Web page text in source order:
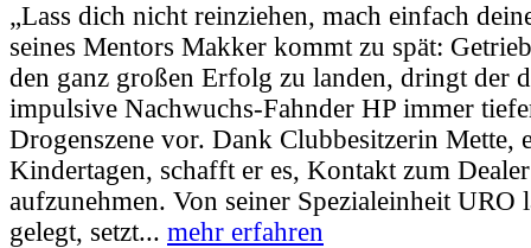
„Lass dich nicht reinziehen, mach einfach
seines Mentors Makker kommt zu spät:
den ganz großen Erfolg zu landen, dringt der
impulsive Nachwuchs-Fahnder HP immer
Drogenszene vor. Dank Clubbesitzerin Mette,
Kindertagen, schafft er es, Kontakt zum
aufzunehmen. Von seiner Spezialeinheit URO
gelegt, setzt... mehr erfahren